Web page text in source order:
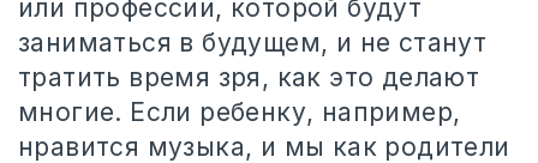
или профессии, которой будут
заниматься в будущем, и не станут
тратить время зря, как это делают
многие. Если ребенку, например,
нравится музыка, и мы как родители